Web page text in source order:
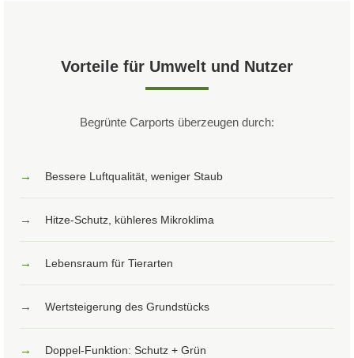
Vorteile für Umwelt und Nutzer
Begrünte Carports überzeugen durch:
→ Bessere Luftqualität, weniger Staub
→ Hitze-Schutz, kühleres Mikroklima
→ Lebensraum für Tierarten
→ Wertsteigerung des Grundstücks
→ Doppel-Funktion: Schutz + Grün